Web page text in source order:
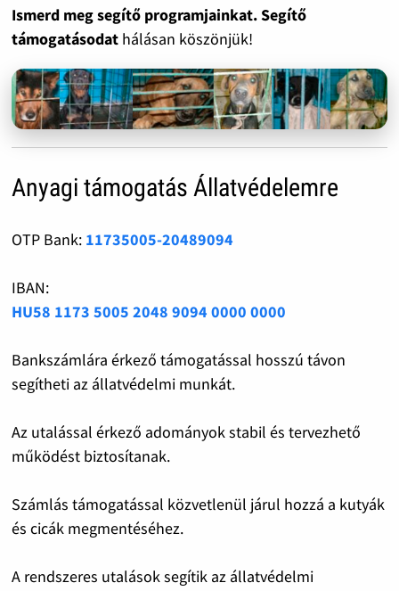
Ismerd meg segítő programjainkat. Segítő
támogatásodat hálásan köszönjük!
Anyagi támogatás Állatvédelemre
OTP Bank: 11735005-20489094
IBAN:
HU58 1173 5005 2048 9094 0000 0000
Bankszámlára érkező támogatással hosszú távon
segítheti az állatvédelmi munkát.
Az utalással érkező adományok stabil és tervezhető
működést biztosítanak.
Számlás támogatással közvetlenül járul hozzá a kutyák
és cicák megmentéséhez.
A rendszeres utalások segítik az állatvédelmi